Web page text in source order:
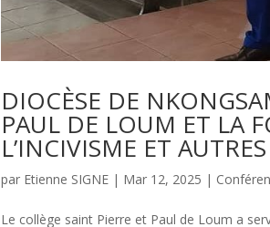
DIOCÈSE DE
PAUL DE LOUM ET LA
L’INCIVISME ET
par Etienne SIGNE | Mar 12, 2025 |
Le collège saint Pierre et Paul de Loum a